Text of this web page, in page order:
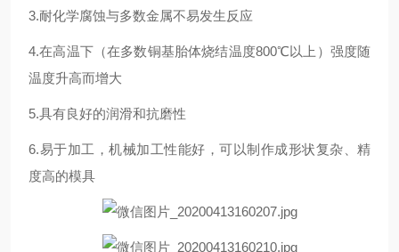
3.耐化学腐蚀与多数金属不易发生反应
4.在高温下（在多数铜基胎体烧结温度800℃以上）强度随
温度升高而增大
5.具有良好的润滑和抗磨性
6.易于加工，机械加工性能好，可以制作成形状复杂、精
度高的模具